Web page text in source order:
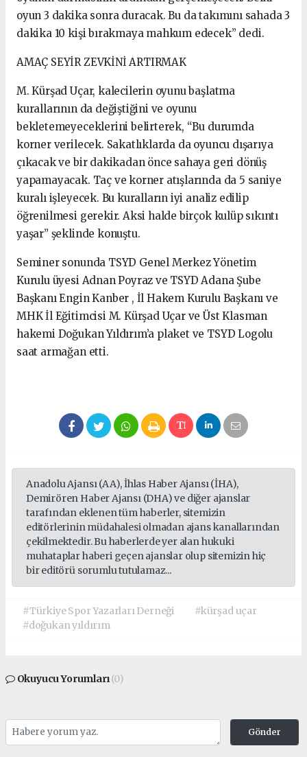
oyun 3 dakika sonra duracak. Bu da takımını sahada 3
dakika 10 kişi bırakmaya mahkum edecek” dedi.
AMAÇ SEYİR ZEVKİNİ ARTIRMAK
M. Kürşad Uçar, kalecilerin oyunu başlatma
kurallarının da değiştiğini ve oyunu
bekletemeyeceklerini belirterek, “Bu durumda
korner verilecek. Sakatlıklarda da oyuncu dışarıya
çıkacak ve bir dakikadan önce sahaya geri dönüş
yapamayacak. Taç ve korner atışlarında da 5 saniye
kuralı işleyecek. Bu kuralların iyi analiz edilip
öğrenilmesi gerekir. Aksi halde birçok kulüp sıkıntı
yaşar” şeklinde konuştu.
Seminer sonunda TSYD Genel Merkez Yönetim
Kurulu üyesi Adnan Poyraz ve TSYD Adana Şube
Başkanı Engin Kanber , İl Hakem Kurulu Başkanı ve
MHK İl Eğitimcisi M. Kürşad Uçar ve Üst Klasman
hakemi Doğukan Yıldırım’a plaket ve TSYD Logolu
saat armağan etti.
Anadolu Ajansı (AA), İhlas Haber Ajansı (İHA),
Demirören Haber Ajansı (DHA) ve diğer ajanslar
tarafından eklenen tüm haberler, sitemizin
editörlerinin müdahalesi olmadan ajans kanallarından
çekilmektedir. Bu haberlerde yer alan hukuki
muhataplar haberi geçen ajanslar olup sitemizin hiç
bir editörü sorumlu tutulamaz...
#Türkiye Spor Yazarları Derneği
#kürşad uçar
#doğukan yıldırım
Okuyucu Yorumları(0)
Gönder